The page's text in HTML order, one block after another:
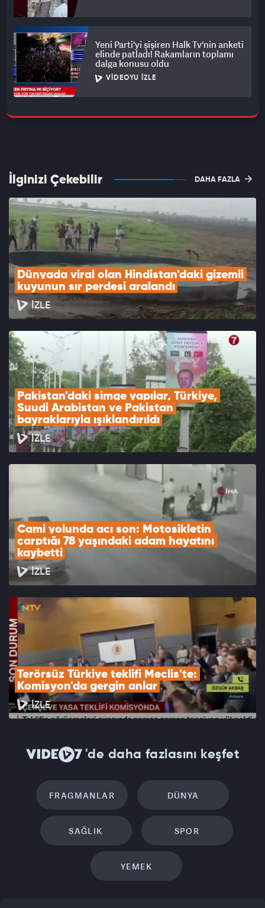
Yeni Parti'yi şişiren Halk Tv'nin anketi
elinde patladı! Rakamların toplamı
dalga konusu oldu
VIDEOYU İZLE
İlginizi Çekebilir DAHA FAZLA
Dünyada viral olan Hindistan'daki gizemli
kuyunun sır perdesi aralandı
İZLE
Pakistan'daki simge yapılar, Türkiye,
Suudi Arabistan ve Pakistan
bayraklarıyla ışıklandırıldı
İZLE
Cami yolunda acı son: Motosikletin
çarptığı 78 yaşındaki adam hayatını
kaybetti
İZLE
Terörsüz Türkiye teklifi Meclis'te:
Komisyon'da gergin anlar
İZLE
'de daha fazlasını keşfet
FRAGMANLAR DÜNYA
SAĞLIK SPOR
YEMEK